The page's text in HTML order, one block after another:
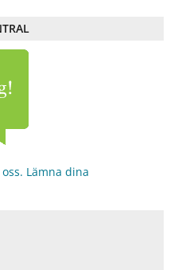
Lämna dina